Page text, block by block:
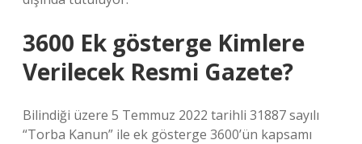
3600 Ek gösterge Kimlere
Verilecek Resmi Gazete?
Bilindiği üzere 5 Temmuz 2022 tarihli 31887 sayılı
“Torba Kanun” ile ek gösterge 3600’ün kapsamı